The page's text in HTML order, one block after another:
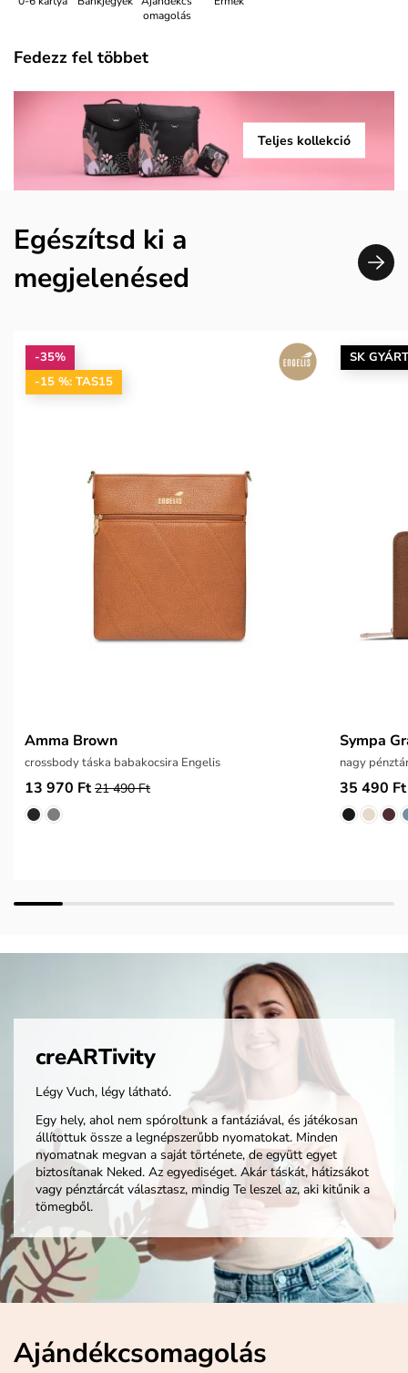
omagolás
Fedezz fel többet
Teljes kollekció
Egészítsd ki a
megjelenésed
-35%
-15 %: TAS15
Amma Brown
crossbody táska babakocsira Engelis
13 970 Ft 21 490 Ft
SK
Sympa
nagy
35 490 Ft
creARTivity
Légy Vuch, légy látható.
Egy hely, ahol nem spóroltunk a fantáziával, és játékosan
állítottuk össze a legnépszerűbb nyomatokat. Minden
nyomatnak megvan a saját története, de együtt egyet
biztosítanak Neked. Az egyediséget. Akár táskát, hátizsákot
vagy pénztárcát választasz, mindig Te leszel az, aki kitűnik a
tömegből.
Ajándékcsomagolás